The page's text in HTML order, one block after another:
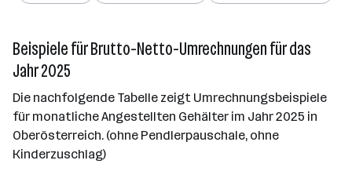
Beispiele für Brutto-Netto-Umrechnungen für das
Jahr 2025
Die nachfolgende Tabelle zeigt Umrechnungsbeispiele
für monatliche Angestellten Gehälter im Jahr 2025 in
Oberösterreich. (ohne Pendlerpauschale, ohne
Kinderzuschlag)